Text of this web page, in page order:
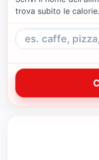
trova subito le calorie.